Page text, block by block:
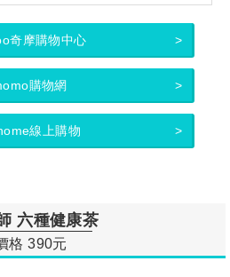
奇摩購物中心
購物網
線上購物
六種健康茶
格 390元